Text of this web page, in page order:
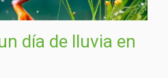
día de lluvia en